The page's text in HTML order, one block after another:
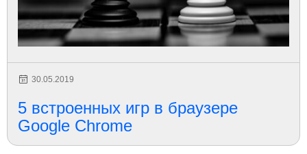
30.05.2019
5 встроенных игр в браузере
Google Chrome